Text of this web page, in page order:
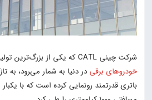
شرکت چینی CATL که یکی از بزرگ‌ترین تولیدکنندگان
خودروهای برقی در دنیا به شمار می‌‍رود، به
باتری قدرتمند رونمایی کرده است که با